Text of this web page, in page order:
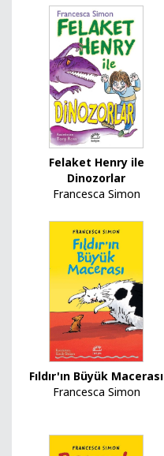
Felaket Henry ile
Dinozorlar
Francesca Simon
Fıldır'ın Büyük Macerası
Francesca Simon